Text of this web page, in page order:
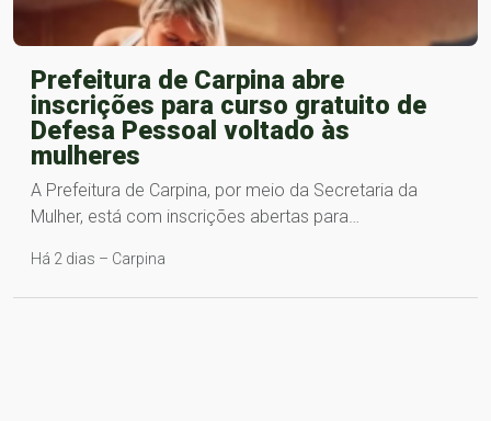
Prefeitura de Carpina abre
inscrições para curso gratuito de
Defesa Pessoal voltado às
mulheres
A Prefeitura de Carpina, por meio da Secretaria da
Mulher, está com inscrições abertas para…
Há 2 dias – Carpina